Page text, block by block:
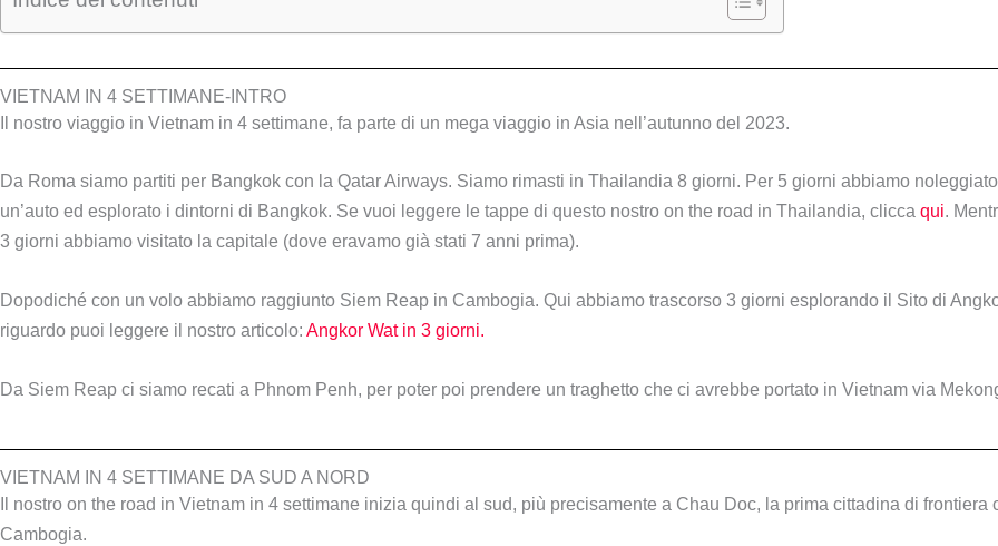
VIETNAM IN 4 SETTIMANE-INTRO
Il nostro viaggio in Vietnam in 4 settimane, fa parte di un mega viaggio in Asia nell’autunno del 2023.
Da Roma siamo partiti per Bangkok con la Qatar Airways. Siamo rimasti in Thailandia 8 giorni. Per 5 giorni abbiamo noleggiato
un’auto ed esplorato i dintorni di Bangkok. Se vuoi leggere le tappe di questo nostro on the road in Thailandia, clicca qui.
3 giorni abbiamo visitato la capitale (dove eravamo già stati 7 anni prima).
Dopodiché con un volo abbiamo raggiunto Siem Reap in Cambogia. Qui abbiamo trascorso 3 giorni esplorando il Sito di
riguardo puoi leggere il nostro articolo: Angkor Wat in 3 giorni.
Da Siem Reap ci siamo recati a Phnom Penh, per poter poi prendere un traghetto che ci avrebbe portato in Vietnam via
VIETNAM IN 4 SETTIMANE DA SUD A NORD
Il nostro on the road in Vietnam in 4 settimane inizia quindi al sud, più precisamente a Chau Doc, la prima cittadina di frontiera
Cambogia.